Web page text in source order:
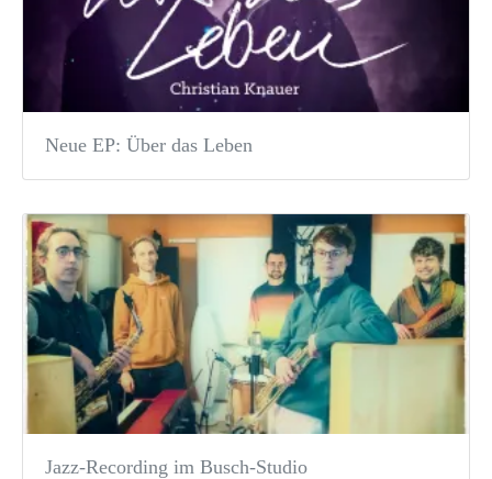
Neue EP: Über das Leben
Jazz-Recording im Busch-Studio